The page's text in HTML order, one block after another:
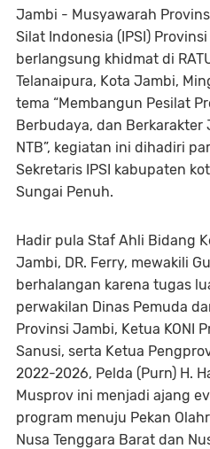
Jambi - Musyawarah
Silat Indonesia (IPSI)
berlangsung khidmat di
Telanaipura, Kota Jambi,
tema “Membangun Pesilat
Berbudaya, dan Berkarakter
NTB”, kegiatan ini dihadiri
Sekretaris IPSI kabupaten
Sungai Penuh.
Hadir pula Staf Ahli Bidang
Jambi, DR. Ferry, mewakili
berhalangan karena tugas
perwakilan Dinas Pemuda
Provinsi Jambi, Ketua KONI
Sanusi, serta Ketua
2022-2026, Pelda (Purn) H.
Musprov ini menjadi ajang
program menuju Pekan
Nusa Tenggara Barat dan